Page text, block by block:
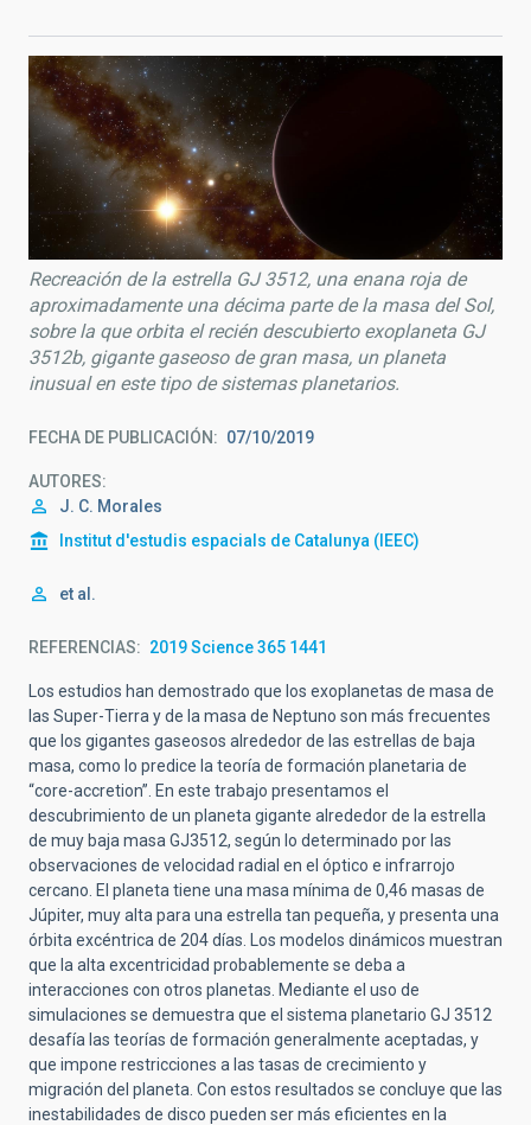
Recreación de la estrella GJ 3512, una enana roja de
aproximadamente una décima parte de la masa del Sol,
sobre la que orbita el recién descubierto exoplaneta GJ
3512b, gigante gaseoso de gran masa, un planeta
inusual en este tipo de sistemas planetarios.
FECHA DE PUBLICACIÓN 07/10/2019
AUTORES
J. C. Morales
Institut d'estudis espacials de Catalunya (IEEC)
et al.
REFERENCIAS 2019 Science 365 1441
Los estudios han demostrado que los exoplanetas de masa de
las Super-Tierra y de la masa de Neptuno son más frecuentes
que los gigantes gaseosos alrededor de las estrellas de baja
masa, como lo predice la teoría de formación planetaria de
“core-accretion”. En este trabajo presentamos el
descubrimiento de un planeta gigante alrededor de la estrella
de muy baja masa GJ3512, según lo determinado por las
observaciones de velocidad radial en el óptico e infrarrojo
cercano. El planeta tiene una masa mínima de 0,46 masas de
Júpiter, muy alta para una estrella tan pequeña, y presenta una
órbita excéntrica de 204 días. Los modelos dinámicos muestran
que la alta excentricidad probablemente se deba a
interacciones con otros planetas. Mediante el uso de
simulaciones se demuestra que el sistema planetario GJ 3512
desafía las teorías de formación generalmente aceptadas, y
que impone restricciones a las tasas de crecimiento y
migración del planeta. Con estos resultados se concluye que las
inestabilidades de disco pueden ser más eficientes en la